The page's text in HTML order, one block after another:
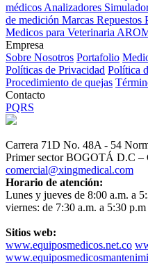
médicos Analizadores
de medición Marcas Repuestos
Medicos para Veterinaria
Empresa
Sobre Nosotros Portafolio
Políticas de Privacidad Política
Procedimiento de quejas
Contacto
PQRS
Carrera 71D No. 48A - 54
Primer sector BOGOTÁ D.C
comercial@xingmedical.com
Horario de atención:
Lunes y jueves de 8:00 a.m. a
viernes: de 7:30 a.m. a 5:30 p.m
Sitios web:
www.equiposmedicos.net.co